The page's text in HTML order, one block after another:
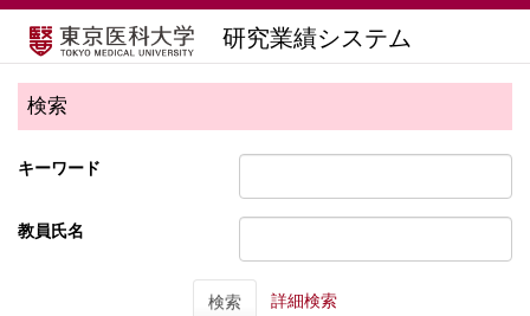
研究業績システム
検索
キーワード
教員氏名
検索 詳細検索